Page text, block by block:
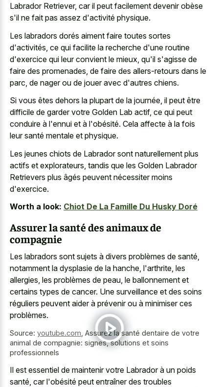
Labrador Retriever, car il peut facilement devenir obèse
s'il ne fait pas assez d'activité physique.
Les labradors dorés aiment faire toutes sortes
d'activités, ce qui facilite la recherche d'une routine
d'exercice qui leur convient le mieux, qu'il s'agisse de
faire des promenades, de faire des allers-retours dans le
parc, de nager ou de jouer avec d'autres chiens.
Si vous êtes dehors la plupart de la journée, il peut être
difficile de garder votre Golden Lab actif, ce qui peut
conduire à l'ennui et à l'obésité. Cela affecte à la fois
leur santé mentale et physique.
Les jeunes chiots de Labrador sont naturellement plus
actifs et explorateurs, tandis que les Golden Labrador
Retrievers plus âgés peuvent nécessiter moins
d'exercice.
Worth a look: Chiot De La Famille Du Husky Doré
Assurer la santé des animaux de
compagnie
Les labradors sont sujets à divers problèmes de santé,
notamment la dysplasie de la hanche, l'arthrite, les
allergies, les problèmes de peau, le ballonnement et
certains types de cancer. Une surveillance et des soins
réguliers peuvent aider à prévenir ou à minimiser ces
problèmes.
Source: youtube.com Assurez la santé dentaire de votre
animal de compagnie: signes, solutions et soins
professionnels
Il est essentiel de maintenir votre Labrador à un poids
santé, car l'obésité peut entraîner des troubles